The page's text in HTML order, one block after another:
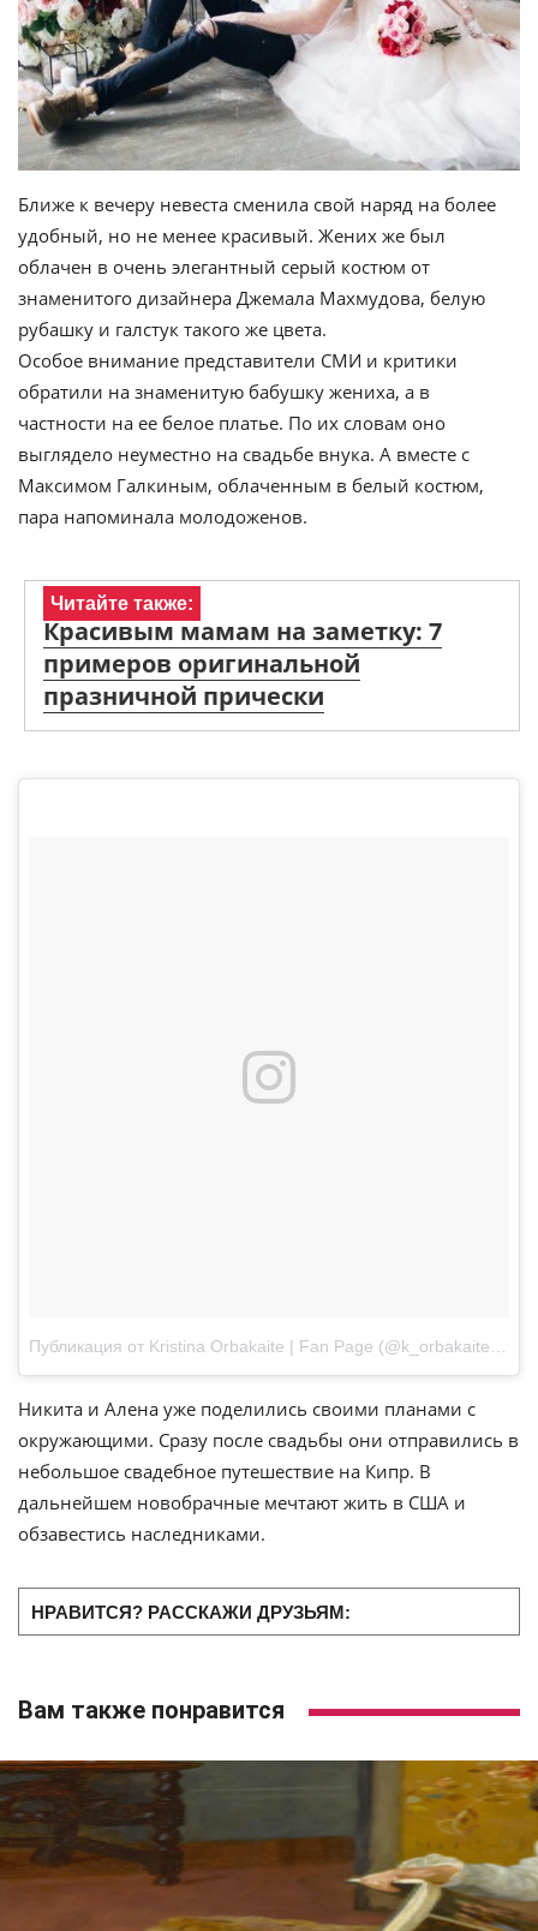
Ближе к вечеру невеста сменила свой наряд на более
удобный, но не менее красивый. Жених же был
облачен в очень элегантный серый костюм от
знаменитого дизайнера Джемала Махмудова, белую
рубашку и галстук такого же цвета.
Особое внимание представители СМИ и критики
обратили на знаменитую бабушку жениха, а в
частности на ее белое платье. По их словам оно
выглядело неуместно на свадьбе внука. А вместе с
Максимом Галкиным, облаченным в белый костюм,
пара напоминала молодоженов.
Читайте также:
Красивым мамам на заметку: 7
примеров оригинальной
празничной прически
Никита и Алена уже поделились своими планами с
окружающими. Сразу после свадьбы они отправились в
небольшое свадебное путешествие на Кипр. В
дальнейшем новобрачные мечтают жить в США и
обзавестись наследниками.
НРАВИТСЯ? РАССКАЖИ ДРУЗЬЯМ:
Вам также понравится